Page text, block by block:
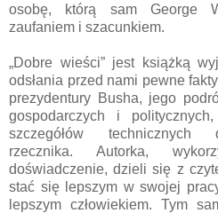
osobę, którą sam George
zaufaniem i szacunkiem.
„Dobre wieści” jest książką
odsłania przed nami pewne
prezydentury Busha, jego
gospodarczych i
szczegółów technicznych
rzecznika. Autorka,
doświadczenie, dzieli się z
stać się lepszym w swojej
lepszym człowiekiem. Tym